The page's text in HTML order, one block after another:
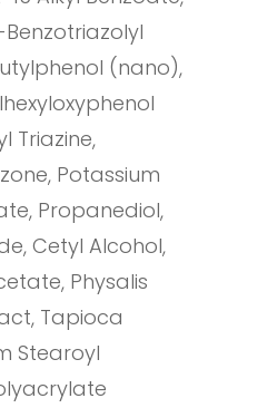
(nano),
Triazine,
Potassium
Propanediol,
Cetyl Alcohol,
Physalis
Tapioca
Stearoyl